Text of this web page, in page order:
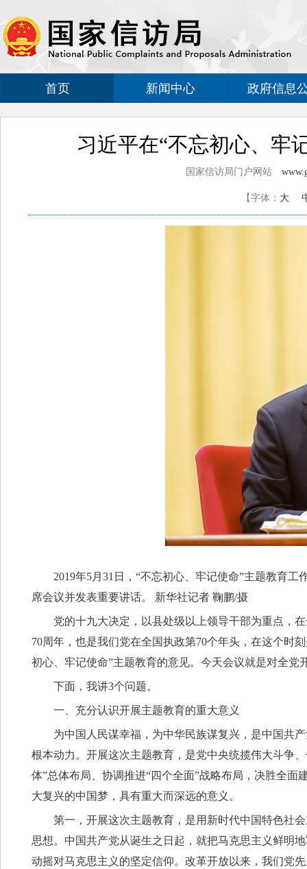
首页 新闻中心 政府信息
习近平在“不忘初心、牢
国家信访局门户网站
【字体： 大
2019年5月31日，“不忘初心、牢记使命”主题教育
席会议并发表重要讲话。 新华社记者 鞠鹏/摄
党的十九大决定，以县处级以上领导干部为重点，
70周年，也是我们党在全国执政第70个年头，在这个时
初心、牢记使命”主题教育的意见。今天会议就是对全党
下面，我讲3个问题。
一、充分认识开展主题教育的重大意义
为中国人民谋幸福，为中华民族谋复兴，是中国共
根本动力。开展这次主题教育，是党中央统揽伟大斗争
体”总体布局、协调推进“四个全面”战略布局，决胜全
大复兴的中国梦，具有重大而深远的意义。
第一，开展这次主题教育，是用新时代中国特色社
思想。中国共产党从诞生之日起，就把马克思主义鲜明
动摇对马克思主义的坚定信仰。改革开放以来，我们党